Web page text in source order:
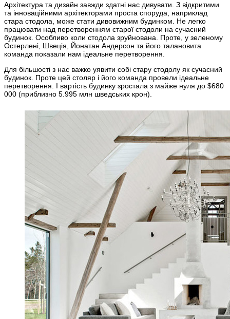
Архітектура та дизайн завжди здатні нас дивувати. З відкритими
та інноваційними архітекторами проста споруда, наприклад
стара стодола, може стати дивовижним будинком. Не легко
працювати над перетворенням старої стодоли на сучасний
будинок. Особливо коли стодола зруйнована. Проте, у зеленому
Остерлені, Швеція, Йонатан Андерсон та його талановита
команда показали нам ідеальне перетворення.
Для більшості з нас важко уявити собі стару стодолу як сучасний
будинок. Проте цей столяр і його команда провели ідеальне
перетворення. І вартість будинку зростала з майже нуля до $680
000 (приблизно 5.995 млн шведських крон).